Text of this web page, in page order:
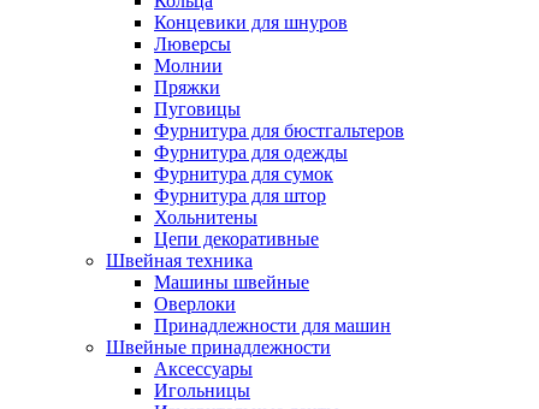
Концевики для шнуров
Люверсы
Молнии
Пряжки
Пуговицы
Фурнитура для бюстгальтеров
Фурнитура для одежды
Фурнитура для сумок
Фурнитура для штор
Хольнитены
Цепи декоративные
Швейная техника
Машины швейные
Оверлоки
Принадлежности для машин
Швейные принадлежности
Аксессуары
Игольницы